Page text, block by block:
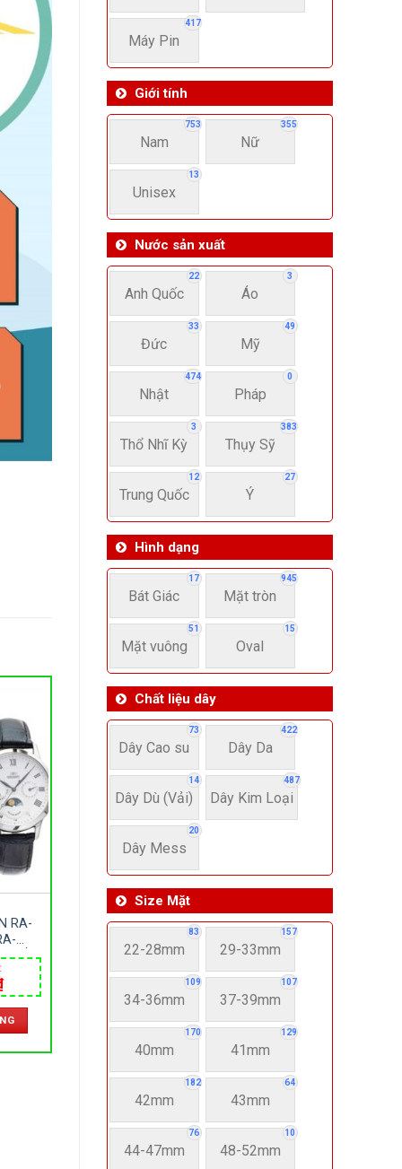
417
Máy Pin
Giới tính
753
Nam
355
Nữ
13
Unisex
Nước sản xuất
22
Anh Quốc
3
Áo
33
Đức
49
Mỹ
474
Nhật
0
Pháp
3
Thổ Nhĩ Kỳ
383
Thụy Sỹ
12
Trung Quốc
27
Ý
Hình dạng
17
Bát Giác
945
Mặt tròn
51
Mặt vuông
15
Oval
Chất liệu dây
73
Dây Cao su
422
Dây Da
14
Dây Dù (Vải)
487
Dây Kim Loại
20
Dây Mess
Size Mặt
83
22-28mm
157
29-33mm
109
34-36mm
107
37-39mm
170
40mm
129
41mm
182
42mm
64
43mm
76
44-47mm
10
48-52mm
RA-
HỒ
–
–
Giá
hiện
tại
là:
14,900,000 ₫.